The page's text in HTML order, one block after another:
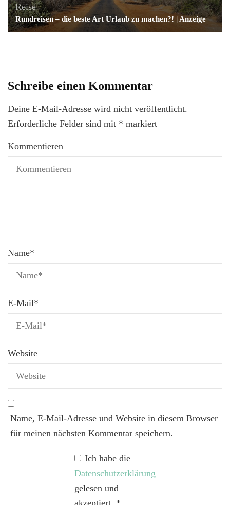
Reise
Rundreisen – die beste Art Urlaub zu machen?! | Anzeige
Schreibe einen Kommentar
Deine E-Mail-Adresse wird nicht veröffentlicht.
Erforderliche Felder sind mit * markiert
Kommentieren
Name*
E-Mail*
Website
Name, E-Mail-Adresse und Website in diesem Browser
für meinen nächsten Kommentar speichern.
Ich habe die
Datenschutzerklärung
gelesen und